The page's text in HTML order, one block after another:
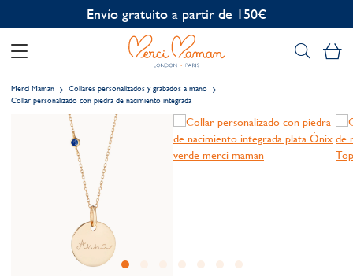
Envío gratuito a partir de 150€
Merci Maman
Collares personalizados y grabados a mano
Collar personalizado con piedra de nacimiento integrada